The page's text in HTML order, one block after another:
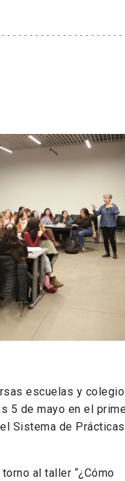
escuelas y
5 de mayo en el
Sistema de Prácticas
al taller “¿Cómo